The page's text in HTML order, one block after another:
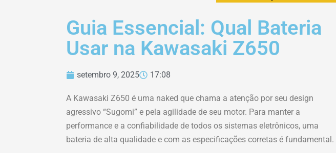
Guia Essencial: Qual Bateria
Usar na Kawasaki Z650
setembro 9, 2025 17:08
A Kawasaki Z650 é uma naked que chama a atenção por seu design
agressivo “Sugomi” e pela agilidade de seu motor. Para manter a
performance e a confiabilidade de todos os sistemas eletrônicos, uma
bateria de alta qualidade e com as especificações corretas é fundamental.